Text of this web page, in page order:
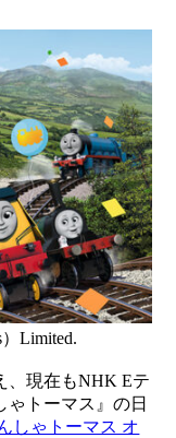
）Limited.
、現在もNHK Eテ
ゃトーマス』の日
しゃトーマス オ